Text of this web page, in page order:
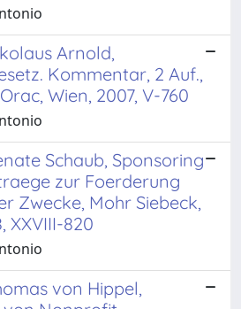
Arnold,
Kommentar, 2 Auf.,
Wien, 2007, V-760
Schaub, Sponsoring
zur Foerderung
Zwecke, Mohr Siebeck,
XXVIII-820
von Hippel,